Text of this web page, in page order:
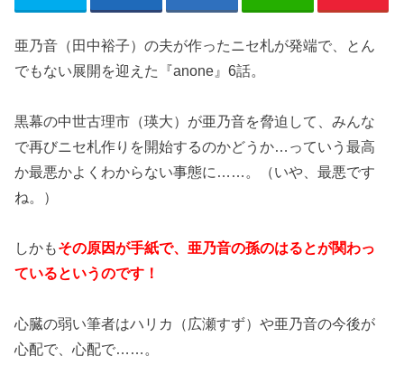
亜乃音（田中裕子）の夫が作ったニセ札が発端で、とん
でもない展開を迎えた『anone』6話。
黒幕の中世古理市（瑛大）が亜乃音を脅迫して、みんな
で再びニセ札作りを開始するのかどうか…っていう最高
か最悪かよくわからない事態に……。（いや、最悪です
ね。）
しかもその原因が手紙で、亜乃音の孫のはるとが関わっ
ているというのです！
心臓の弱い筆者はハリカ（広瀬すず）や亜乃音の今後が
心配で、心配で……。